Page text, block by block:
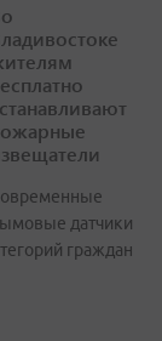
датчики
граждан